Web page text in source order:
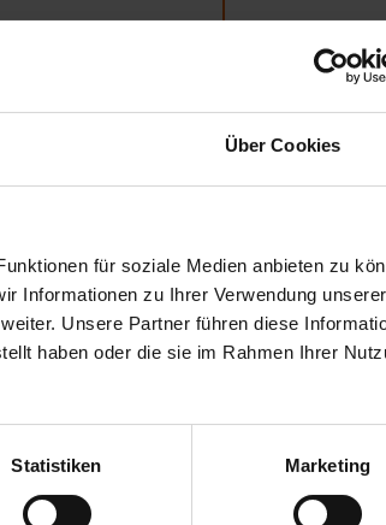
Über Cookies
für soziale Medien anbieten zu
Informationen zu Ihrer Verwendung unserer
Unsere Partner führen diese
haben oder die sie im Rahmen Ihrer
Statistiken Marketing
akkreditiert
MT
PT
RT
UT
VT